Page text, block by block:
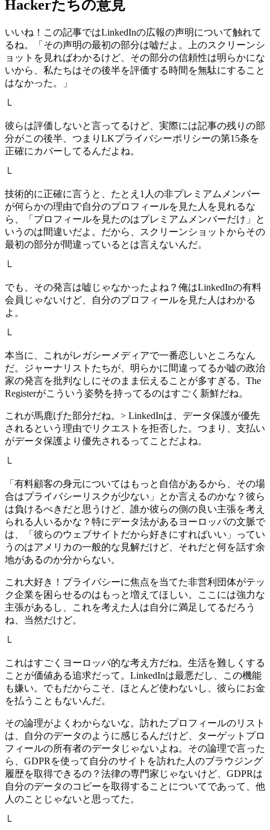
Hackerたちの意見
いいね！この記事ではLinkedInの広報の声明について触れて
るね。「その声明の最初の部分は嘘だよ。上のスクリーンシ
ョットを見ればわかるけど、その部分の信頼性は明らかにな
いから、私たちはその後半を評価する時間を無駄にすること
はなかった。」
└
彼らは評価しないと言ってるけど、実際には記事の残りの部
分がこの後半、つまりLKプライバシーポリシーの第15条を
正確にカバーしてるんだよね。
└
技術的に正確に言うと、たとえ1人の非プレミアムメンバー
が何らかの理由で自分のプロフィールを見た人を見れるな
ら、「プロフィールを見たのはプレミアムメンバーだけ」と
いうのは間違いだよ。だから、スクリーンショットからその
最初の部分が間違っているとは言えないんだ。
└
でも、その発言は嘘じゃなかったよね？俺はLinkedInの有料
会員じゃないけど、自分のプロフィールを見た人はわかる
よ。
└
本当に、これがレガシーメディアで一番恋しいところなん
だ。ジャーナリストたちが、明らかに間違ってるか嘘の政治
家の発言を批判なしにそのまま伝えることが多すぎる。The
Registerがこういう姿勢を持ってるのはすごく新鮮だね。
これが馬鹿げた部分だね。> LinkedInは、データ保護が優先
されるという理由でリクエストを拒否した。つまり、支払い
がデータ保護より優先されるってことだよね。
└
「有料顧客の身元についてはもっと自信があるから、その場
合はプライバシーリスクが少ない」とか言えるのかな？彼ら
は負けるべきだと思うけど、誰か彼らの側の良い主張を考え
られる人いるかな？特にデータ法があるヨーロッパの文脈で
は、「彼らのウェブサイトだから好きにすればいい」ってい
うのはアメリカの一般的な見解だけど、それだと何を話す余
地があるのか分からない。
これ大好き！プライバシーに焦点を当てた非営利団体がテッ
ク企業を困らせるのはもっと増えてほしい。ここには強力な
主張があるし、これを考えた人は自分に満足してるだろう
ね、当然だけど。
└
これはすごくヨーロッパ的な考え方だね。生活を難しくする
ことが価値ある追求だって。LinkedInは最悪だし、この機能
も嫌い。でもだからこそ、ほとんど使わないし、彼らにお金
を払うこともないんだ。
その論理がよくわからないな。訪れたプロフィールのリスト
は、自分のデータのように感じるんだけど、ターゲットプロ
フィールの所有者のデータじゃないよね。その論理で言った
ら、GDPRを使って自分のサイトを訪れた人のブラウジング
履歴を取得できるの？法律の専門家じゃないけど、GDPRは
自分のデータのコピーを取得することについてであって、他
人のことじゃないと思ってた。
└